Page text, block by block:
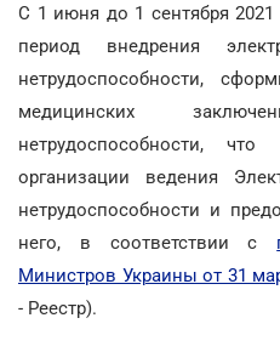
С 1 июня до 1 сентября 2021
период внедрения
нетрудоспособности,
медицинских
нетрудоспособности,
организации ведения
нетрудоспособности и
него, в соответствии с
Министров Украины от 31
- Реестр).